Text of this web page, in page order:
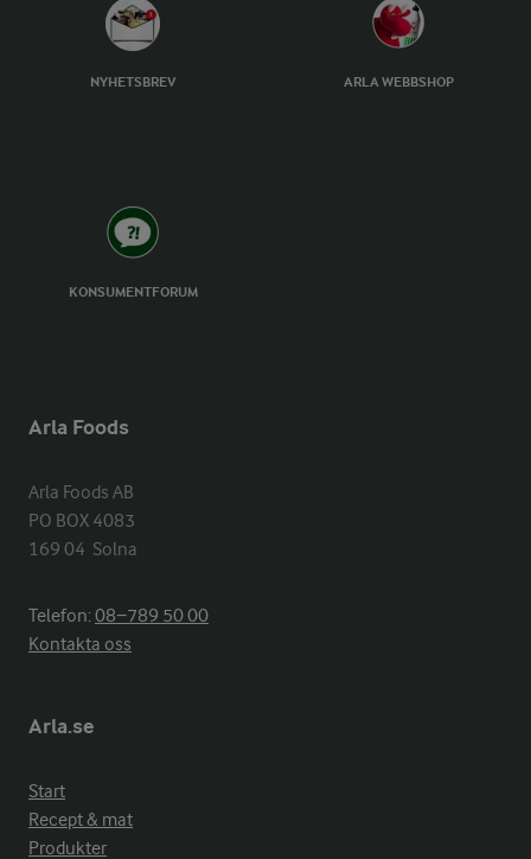
NYHETSBREV ARLA WEBBSHOP
KONSUMENTFORUM
Arla Foods
Arla Foods AB
PO BOX 4083
169 04  Solna
Telefon:08−789 50 00
Kontakta oss
Arla.se
Start
Recept & mat
Produkter